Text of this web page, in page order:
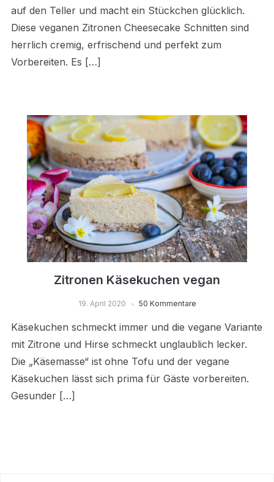
auf den Teller und macht ein Stückchen glücklich.
Diese veganen Zitronen Cheesecake Schnitten sind
herrlich cremig, erfrischend und perfekt zum
Vorbereiten. Es […]
Zitronen Käsekuchen vegan
19. April 2020 50 Kommentare
Käsekuchen schmeckt immer und die vegane Variante
mit Zitrone und Hirse schmeckt unglaublich lecker.
Die „Käsemasse“ ist ohne Tofu und der vegane
Käsekuchen lässt sich prima für Gäste vorbereiten.
Gesunder […]